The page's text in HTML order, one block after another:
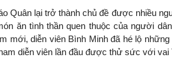
Quân lại trở thành chủ đề được nhiều
ăn tình thần quen thuộc của người
mới, diễn viên Bình Minh đã hé lộ
diễn viên lần đầu được thử sức với vai